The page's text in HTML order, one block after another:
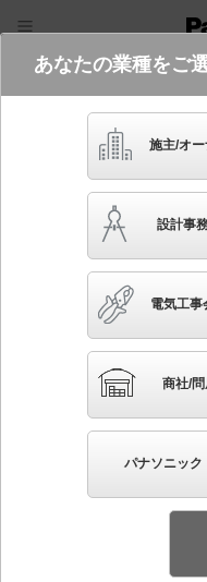
電気・建築設備（ビジネス）
照明器具検索
品番・キーワー
関連商品検索
じ）
件
生産終了品を省く
あなたの業種をご
施主/オ
設計事
電気工事
商社/問
パナソニック